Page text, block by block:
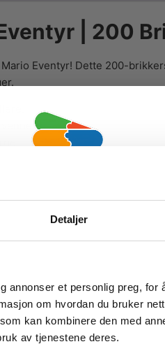
Detaljer
annonser et personlig preg,
om hvordan du bruker
kan kombinere den med
av tjenestene deres.
| 200
Eventyr! Dette 200-
du utforsker Marios magiske
TILBUD
du ha
på vårt nyhetsbrev og
og
oss¢!